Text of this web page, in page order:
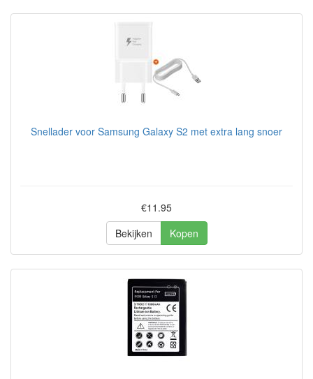
Snellader voor Samsung Galaxy S2 met extra lang snoer
€11.95
Bekijken
Kopen